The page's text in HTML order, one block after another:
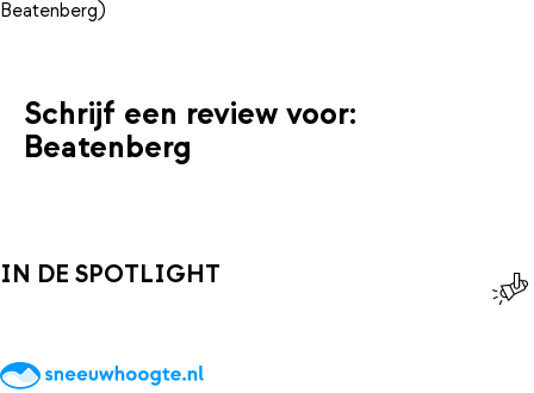
Schrijf een review voor:
Beatenberg
IN DE SPOTLIGHT